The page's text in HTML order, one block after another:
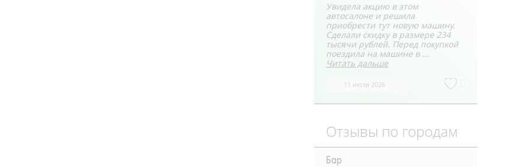
Увидела акцию в этом
автосалоне и решила
приобрести тут новую машину.
Сделали скидку в размере 234
тысячи рублей. Перед покупкой
поездила на машине в ...
Читать дальше
11 июля 2026
Отзывы по городам
Бар